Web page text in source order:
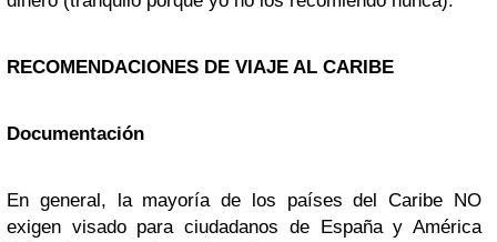
RECOMENDACIONES DE VIAJE AL CARIBE
Documentación
En general, la mayoría de los países del Caribe NO
exigen visado para ciudadanos de España y América